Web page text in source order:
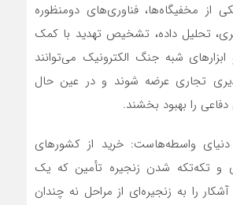
از مخفیگاه‌ها، فناوری‌های دومنظوره
تحلیل داده‌، تشخیص تهدید با کمک
شبه جنگ الکترونیک می‌توانند
تجاری عرضه شوند و در عین حال
را بهبود بخشند.
دنیای واسطه‌هاست: خرید از کشورهای
و تکه‌تکه شدن زنجیره تأمین که یک
را به زنجیره‌ای از مراحل نه چندان